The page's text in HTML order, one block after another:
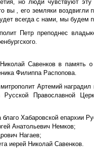
но люди чувствуют
вы , его земляки воздвигли
всегда с нами, мы будем
Петр преподнес
Савенков в память
Филиппа Распопова.
митрополит Артемий
Русской Православной
Хабаровской епархии
Анатольевич Немков;
Нагаев;
иерей Николай Савенков.